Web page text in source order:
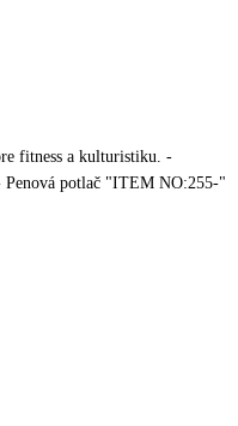
fitness a kulturistiku. -
potlač "ITEM NO:255-"